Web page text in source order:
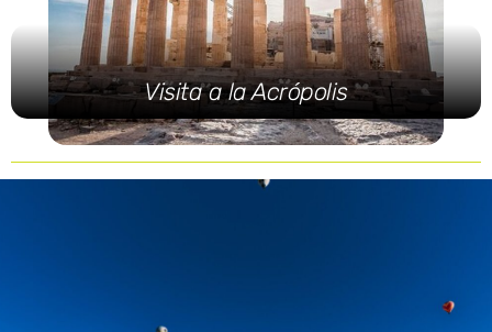
Visita a la Acrópolis